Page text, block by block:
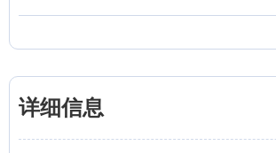
详细信息